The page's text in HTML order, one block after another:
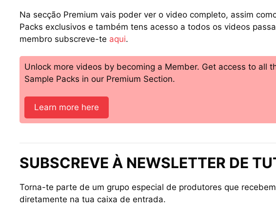
Na secção Premium vais poder ver o video completo, assim
Packs exclusivos e também tens acesso a todos os videos
membro subscreve-te aqui.
Unlock more videos by becoming a Member. Get access to all
Sample Packs in our Premium Section.
Learn more here
SUBSCREVE À NEWSLETTER DE
Torna-te parte de um grupo especial de produtores que
diretamente na tua caixa de entrada.